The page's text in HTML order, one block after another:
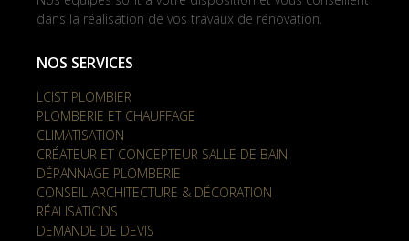
dans la réalisation de vos travaux de rénovation.
NOS SERVICES
LCIST PLOMBIER
PLOMBERIE ET CHAUFFAGE
CLIMATISATION
CRÉATEUR ET CONCEPTEUR SALLE DE BAIN
DÉPANNAGE PLOMBERIE
CONSEIL ARCHITECTURE & DÉCORATION
RÉALISATIONS
DEMANDE DE DEVIS